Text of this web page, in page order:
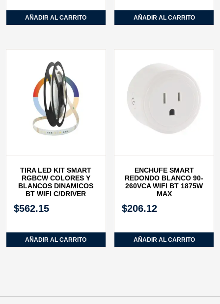
AÑADIR AL CARRITO AÑADIR AL CARRITO
TIRA LED KIT SMART
RGBCW COLORES Y
BLANCOS DINAMICOS
BT WIFI C/DRIVER
$562.15
AÑADIR AL CARRITO
ENCHUFE SMART
REDONDO BLANCO 90-
260VCA WIFI BT 1875W
MAX
$206.12
AÑADIR AL CARRITO